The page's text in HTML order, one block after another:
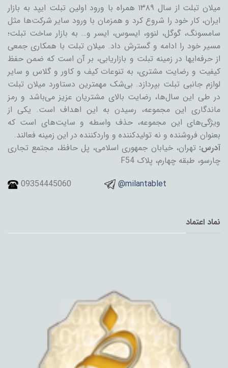
میلان تبلت از سال ۱۳۸۹ همراه با ورود اولین تبلت ایپد به بازار
ایران، کار خود را شروع کرد و همزمان با ورود سایر شرکت‌ها مثل
سامسونگ، گوگل، لنوو، ایسوس، ایسر و… به بازار ساخت تبلت؛
مسیر خود را ادامه و گسترش داد. میلان تبلت با همکاری جمعی
از حرفه‌ایها در زمینه تبلت و بازاریابی، بر آن است که ضمن حفظ
کیفیت و رضایت مشتری، به تنوعات کیف و کاور و گلاس و سایر
لوازم جانبی تبلت بپردازد. بی‌شک مهمترین دستاورد میلان تبلت
در طی این سال‌ها، رضایت بالای مشتریان عزیز می‌باشد و رمز
ماندگاری این مجموعه، رسیدن به این اهداف است. یکی از
ویژگی‌های این مجموعه، حذف واسطه و سایت‌های است که
بعنوان فروشنده و نه تولیدکننده و واردکننده در این زمینه فعالند.
آدرس: تهران، خیابان جمهوری اسلامی، پل حافظ، مجتمع تجاری
چارسو، طبقه چهارم، پلاک F54
09354445060
@milantablet
نماد اعتماد